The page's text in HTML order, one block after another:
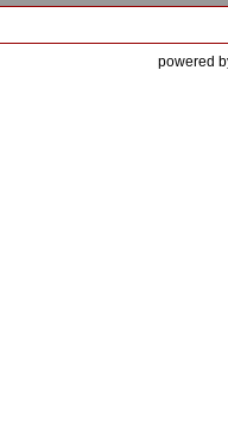
powered